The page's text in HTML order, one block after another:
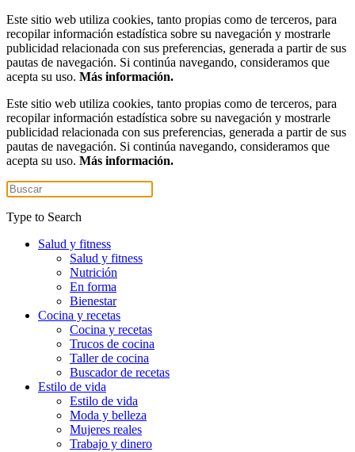
Este sitio web utiliza cookies, tanto propias como de terceros, para
recopilar información estadística sobre su navegación y mostrarle
publicidad relacionada con sus preferencias, generada a partir de sus
pautas de navegación. Si continúa navegando, consideramos que
acepta su uso. Más información.
Este sitio web utiliza cookies, tanto propias como de terceros, para
recopilar información estadística sobre su navegación y mostrarle
publicidad relacionada con sus preferencias, generada a partir de sus
pautas de navegación. Si continúa navegando, consideramos que
acepta su uso. Más información.
Type to Search
Salud y fitness
Salud y fitness
Nutrición
En forma
Bienestar
Cocina y recetas
Cocina y recetas
Trucos de cocina
Taller de cocina
Buscador de recetas
Estilo de vida
Estilo de vida
Moda y belleza
Mujeres reales
Trabajo y dinero